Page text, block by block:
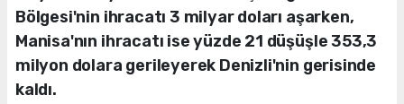
Bölgesi'nin ihracatı 3 milyar doları aşarken,
Manisa'nın ihracatı ise yüzde 21 düşüşle 353,3
milyon dolara gerileyerek Denizli'nin gerisinde
kaldı.